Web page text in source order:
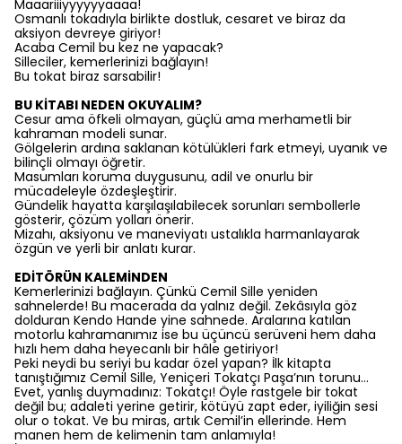
Maaariiiyyyyyyaaaa!
Osmanlı tokadıyla birlikte dostluk, cesaret ve biraz da
aksiyon devreye giriyor!
Acaba Cemil bu kez ne yapacak?
Silleciler, kemerlerinizi bağlayın!
Bu tokat biraz sarsabilir!
BU KİTABI NEDEN OKUYALIM?
Cesur ama öfkeli olmayan, güçlü ama merhametli bir
kahraman modeli sunar.
Gölgelerin ardına saklanan kötülükleri fark etmeyi, uyanık ve
bilinçli olmayı öğretir.
Masumları koruma duygusunu, adil ve onurlu bir
mücadeleyle özdeşleştirir.
Gündelik hayatta karşılaşılabilecek sorunları sembollerle
gösterir, çözüm yolları önerir.
Mizahı, aksiyonu ve maneviyatı ustalıkla harmanlayarak
özgün ve yerli bir anlatı kurar.
EDİTÖRÜN KALEMİNDEN
Kemerlerinizi bağlayın. Çünkü Cemil Sille yeniden
sahnelerde! Bu macerada da yalnız değil. Zekâsıyla göz
dolduran Kendo Hande yine sahnede. Aralarına katılan
motorlu kahramanımız ise bu üçüncü serüveni hem daha
hızlı hem daha heyecanlı bir hâle getiriyor!
Peki neydi bu seriyi bu kadar özel yapan? İlk kitapta
tanıştığımız Cemil Sille, Yeniçeri Tokatçı Paşa’nın torunu…
Evet, yanlış duymadınız: Tokatçı! Öyle rastgele bir tokat
değil bu; adaleti yerine getirir, kötüyü zapt eder, iyiliğin sesi
olur o tokat. Ve bu miras, artık Cemil’in ellerinde. Hem
manen hem de kelimenin tam anlamıyla!